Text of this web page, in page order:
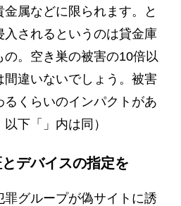
属などに限られます。と
入されるというのは貸金庫
。空き巣の被害の10倍以
間違いないでしょう。被害
くらいのインパクトがあ
下「」内は同）
デバイスの指定を
グループが偽サイトに誘